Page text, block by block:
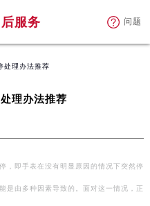
服务 问题
处理办法推荐
理办法推荐
，即手表在没有明显原因的情况下突然停
是由多种因素导致的。面对这一情况，正